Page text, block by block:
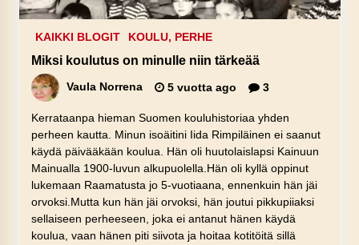
KAIKKI BLOGIT KOULU, PERHE
Miksi koulutus on minulle niin tärkeää
Vaula Norrena 5 vuotta ago 3
Kerrataanpa hieman Suomen kouluhistoriaa yhden
perheen kautta. Minun isoäitini Iida Rimpiläinen ei saanut
käydä päivääkään koulua. Hän oli huutolaislapsi Kainuun
Mainualla 1900-luvun alkupuolella.Hän oli kyllä oppinut
lukemaan Raamatusta jo 5-vuotiaana, ennenkuin hän jäi
orvoksi.Mutta kun hän jäi orvoksi, hän joutui pikkupiiaksi
sellaiseen perheeseen, joka ei antanut hänen käydä
koulua, vaan hänen piti siivota ja hoitaa kotitöitä sillä